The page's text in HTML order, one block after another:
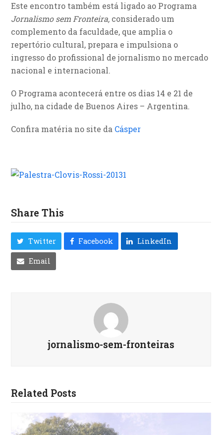
Este encontro também está ligado ao Programa
Jornalismo sem Fronteira, considerado um
complemento da faculdade, que amplia o
repertório cultural, prepara e impulsiona o
ingresso do profissional de jornalismo no mercado
nacional e internacional.
O Programa acontecerá entre os dias 14 e 21 de
julho, na cidade de Buenos Aires – Argentina.
Confira matéria no site da Cásper
Share This
Twitter Facebook LinkedIn
Email
jornalismo-sem-fronteiras
Related Posts